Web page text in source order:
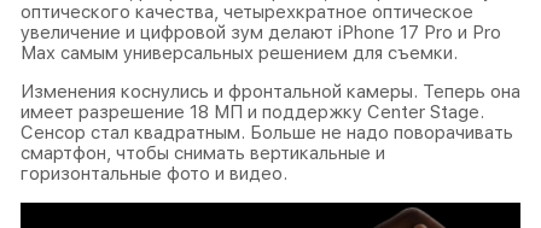
оптического качества, четырехкратное оптическое
увеличение и цифровой зум делают iPhone 17 Pro и Pro
Max самым универсальных решением для съемки.
Изменения коснулись и фронтальной камеры. Теперь она
имеет разрешение 18 МП и поддержку Center Stage.
Сенсор стал квадратным. Больше не надо поворачивать
смартфон, чтобы снимать вертикальные и
горизонтальные фото и видео.